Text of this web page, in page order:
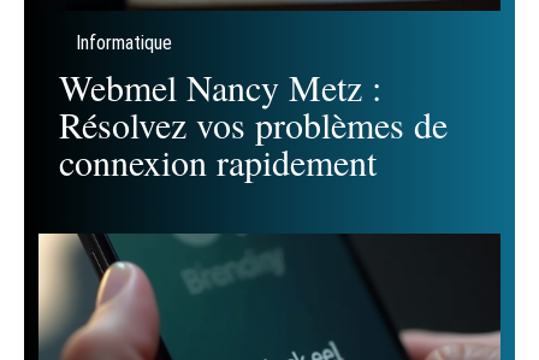
Informatique
Webmel Nancy Metz :
Résolvez vos problèmes de
connexion rapidement